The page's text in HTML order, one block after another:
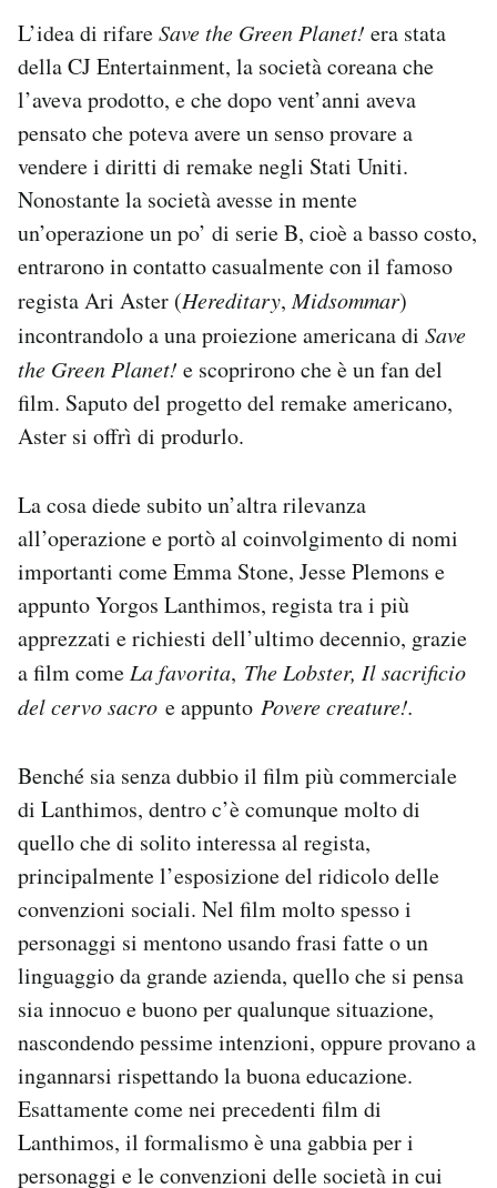
L’idea di rifareSave the Green Planet! era stata
della CJ Entertainment, la società coreana che
l’aveva prodotto, e che dopo vent’anni aveva
pensato che poteva avere un senso provare a
vendere i diritti di remake negli Stati Uniti.
Nonostante la società avesse in mente
un’operazione un po’ di serie B, cioè a basso costo,
entrarono in contatto casualmente con il famoso
regista Ari Aster (Hereditary,Midsommar)
incontrandolo a una proiezione americana di Save
the Green Planet! e scoprirono che è un fan del
film. Saputo del progetto del remake americano,
Aster si offrì di produrlo.
La cosa diede subito un’altra rilevanza
all’operazione e portò al coinvolgimento di nomi
importanti come Emma Stone, Jesse Plemons e
appunto Yorgos Lanthimos, regista tra i più
apprezzati e richiesti dell’ultimo decennio, grazie
a film come La favorita, The Lobster, Il sacrificio
del cervo sacro e appunto Povere creature!.
Benché sia senza dubbio il film più commerciale
di Lanthimos, dentro c’è comunque molto di
quello che di solito interessa al regista,
principalmente l’esposizione del ridicolo delle
convenzioni sociali. Nel film molto spesso i
personaggi si mentono usando frasi fatte o un
linguaggio da grande azienda, quello che si pensa
sia innocuo e buono per qualunque situazione,
nascondendo pessime intenzioni, oppure provano a
ingannarsi rispettando la buona educazione.
Esattamente come nei precedenti film di
Lanthimos, il formalismo è una gabbia per i
personaggi e le convenzioni delle società in cui